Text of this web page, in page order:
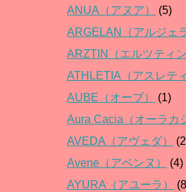
ANUA（アヌア）
(5)
ARGELAN（アルジェ
ARZTIN（エルツティン
ATHLETIA（アスレティ
AUBE（オーブ）
(1)
Aura Cacia（オーラカ
AVEDA（アヴェダ）
Avene（アベンヌ）
(4)
AYURA（アユーラ）